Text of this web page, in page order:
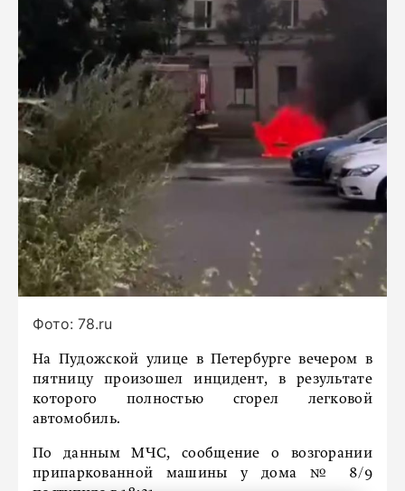
Фото: 78.ru
На Пудожской улице в Петербурге вечером в
пятницу произошел инцидент, в результате
которого полностью сгорел легковой
автомобиль.
По данным МЧС, сообщение о возгорании
припаркованной машины у дома № 8/9